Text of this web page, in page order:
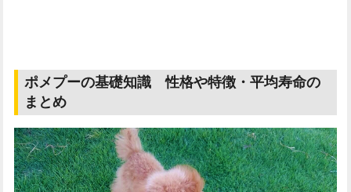
ポメプーの基礎知識 性格や特徴・平均寿命の
まとめ